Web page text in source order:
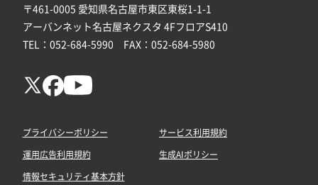
〒461-0005 愛知県名古屋市東区東桜1-1-1
アーバンネット名古屋ネクスタ 4FフロアS410
TEL：052-684-5990 FAX：052-684-5980
プライバシーポリシー サービス利用規約
運用広告利用規約 生成AIポリシー
情報セキュリティ基本方針